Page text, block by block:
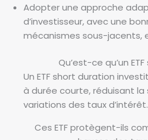
Adopter une approche
d’investisseur, avec une
mécanismes sous-jacents,
Qu’est-ce qu’un
Un ETF short duration
à durée courte, réduisant la
variations des taux d’intérêt.
Ces ETF protègent-ils